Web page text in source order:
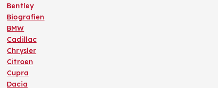
Bentley
Biografien
BMW
Cadillac
Chrysler
Citroen
Cupra
Dacia